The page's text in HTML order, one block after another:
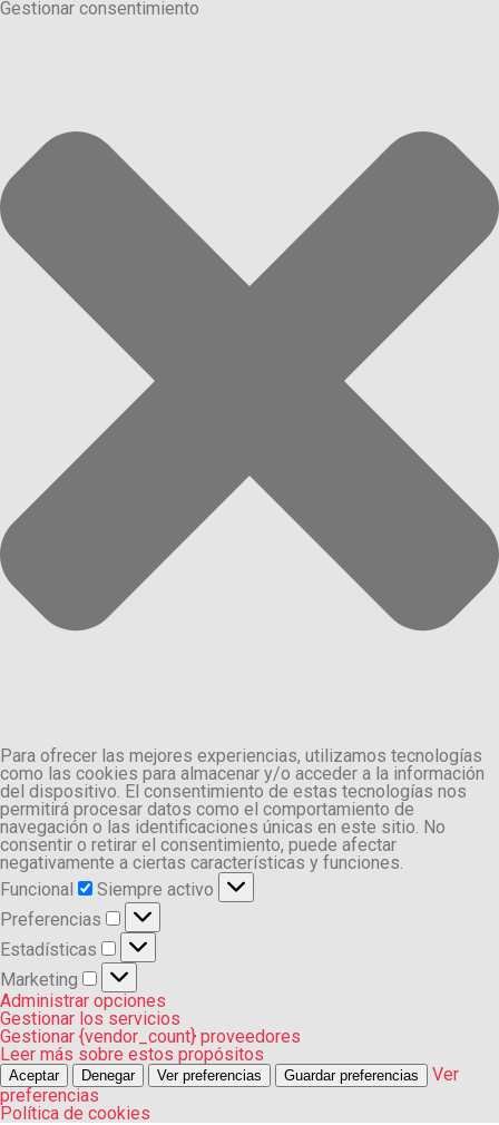
Gestionar consentimiento
Para ofrecer las mejores experiencias, utilizamos tecnologías
como las cookies para almacenar y/o acceder a la información
del dispositivo. El consentimiento de estas tecnologías nos
permitirá procesar datos como el comportamiento de
navegación o las identificaciones únicas en este sitio. No
consentir o retirar el consentimiento, puede afectar
negativamente a ciertas características y funciones.
Funcional
Funcional
Siempre activo
Preferencias
Preferencias
Estadísticas
Estadísticas
Marketing
Marketing
Administrar opciones
Gestionar los servicios
Gestionar {vendor_count} proveedores
Leer más sobre estos propósitos
Aceptar Denegar Ver preferencias Guardar preferencias
Ver
preferencias
Política de cookies